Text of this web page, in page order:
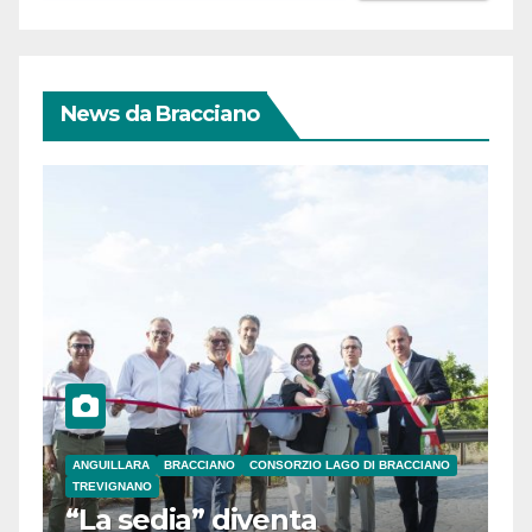
News da Bracciano
ANGUILLARA BRACCIANO
CONSORZIO LAGO DI BRACCIANO
TREVIGNANO
“La sedia” diventa